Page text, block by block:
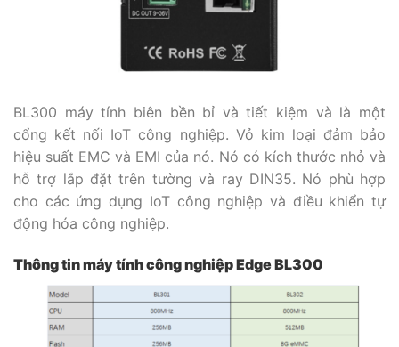
BL300 máy tính biên bền bỉ và tiết kiệm và là một
cổng kết nối IoT công nghiệp. Vỏ kim loại đảm bảo
hiệu suất EMC và EMI của nó. Nó có kích thước nhỏ và
hỗ trợ lắp đặt trên tường và ray DIN35. Nó phù hợp
cho các ứng dụng IoT công nghiệp và điều khiển tự
động hóa công nghiệp.
Thông tin máy tính công nghiệp Edge BL300